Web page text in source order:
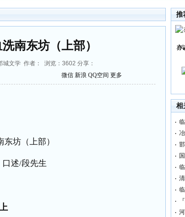
南东坊（上部）
文学 作者： 浏览： 3602 分享：
微信 新浪 QQ空间 更多
坊（上部）
口述/段先生
推
亦
相